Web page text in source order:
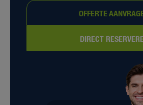
OFFERTE
DIRECT